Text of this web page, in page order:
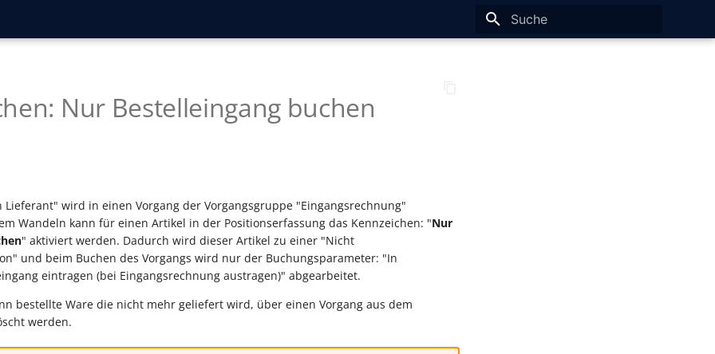
Nur Bestelleingang buchen
Lieferant" wird in einen Vorgang der Vorgangsgruppe "Eingangsrechnung"
Wandeln kann für einen Artikel in der Positionserfassung das Kennzeichen: "Nur
" aktiviert werden. Dadurch wird dieser Artikel zu einer "Nicht
und beim Buchen des Vorgangs wird nur der Buchungsparameter: "In
eintragen (bei Eingangsrechnung austragen)" abgearbeitet.
bestellte Ware die nicht mehr geliefert wird, über einen Vorgang aus dem
werden.